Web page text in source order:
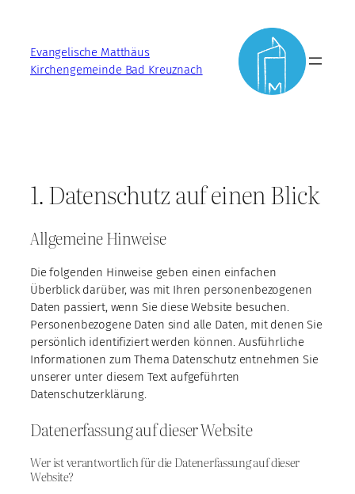
springenEvangelische Matthäus
Kirchengemeinde Bad Kreuznach
1. Datenschutz auf einen Blick
Allgemeine Hinweise
Die folgenden Hinweise geben einen einfachen
Überblick darüber, was mit Ihren personenbezogenen
Daten passiert, wenn Sie diese Website besuchen.
Personenbezogene Daten sind alle Daten, mit denen Sie
persönlich identifiziert werden können. Ausführliche
Informationen zum Thema Datenschutz entnehmen Sie
unserer unter diesem Text aufgeführten
Datenschutzerklärung.
Datenerfassung auf dieser Website
Wer ist verantwortlich für die Datenerfassung auf dieser
Website?